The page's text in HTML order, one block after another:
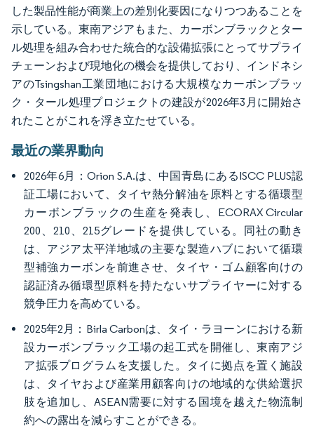
した製品性能が商業上の差別化要因になりつつあることを
示している。東南アジアもまた、カーボンブラックとター
ル処理を組み合わせた統合的な設備拡張にとってサプライ
チェーンおよび現地化の機会を提供しており、インドネシ
アのTsingshan工業団地における大規模なカーボンブラッ
ク・タール処理プロジェクトの建設が2026年3月に開始さ
れたことがこれを浮き立たせている。
最近の業界動向
2026年6月：Orion S.A.は、中国青島にあるISCC PLUS認
証工場において、タイヤ熱分解油を原料とする循環型
カーボンブラックの生産を発表し、ECORAX Circular
200、210、215グレードを提供している。同社の動き
は、アジア太平洋地域の主要な製造ハブにおいて循環
型補強カーボンを前進させ、タイヤ・ゴム顧客向けの
認証済み循環型原料を持たないサプライヤーに対する
競争圧力を高めている。
2025年2月：Birla Carbonは、タイ・ラヨーンにおける新
設カーボンブラック工場の起工式を開催し、東南アジ
ア拡張プログラムを支援した。タイに拠点を置く施設
は、タイヤおよび産業用顧客向けの地域的な供給選択
肢を追加し、ASEAN需要に対する国境を越えた物流制
約への露出を減らすことができる。